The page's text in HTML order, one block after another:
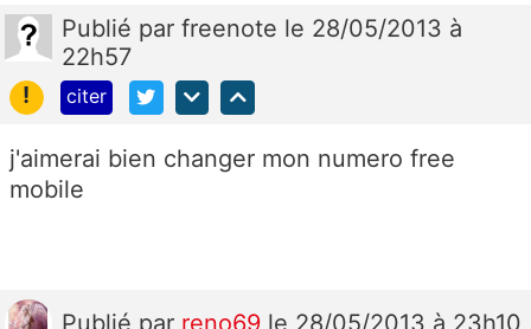
Publié par freenote le 28/05/2013 à
22h57
!
citer
j'aimerai bien changer mon numero free
mobile
Publié par reno69 le 28/05/2013 à 23h10